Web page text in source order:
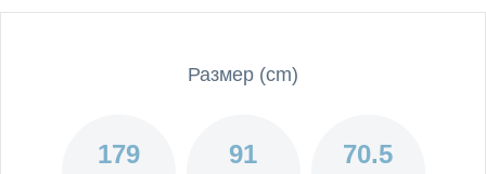
Размер (cm)
179 91 70.5